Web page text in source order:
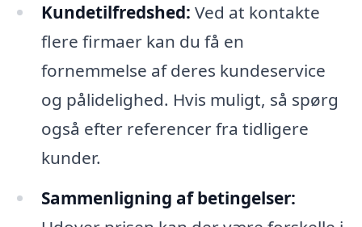
Kundetilfredshed: Ved at kontakte
flere firmaer kan du få en
fornemmelse af deres kundeservice
og pålidelighed. Hvis muligt, så spørg
også efter referencer fra tidligere
kunder.
Sammenligning af betingelser: